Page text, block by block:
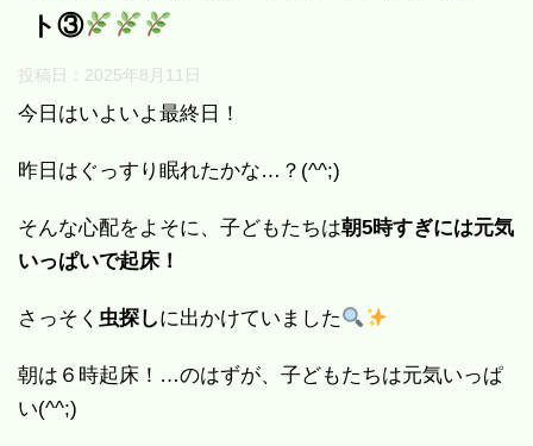
ト③
投稿日： 2025年8月11日
今日はいよいよ最終日！
昨日はぐっすり眠れたかな…？(^^;)
そんな心配をよそに、子どもたちは朝5時すぎには元気
いっぱいで起床！
さっそく 虫探しに出かけていました
朝は６時起床！…のはずが、子どもたちは元気いっぱ
い(^^;)